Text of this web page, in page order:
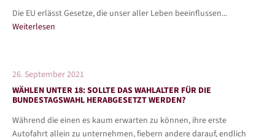
Die EU erlässt Gesetze, die unser aller Leben beeinflussen...
Weiterlesen
26. September 2021
WÄHLEN UNTER 18: SOLLTE DAS WAHLALTER FÜR DIE
BUNDESTAGSWAHL HERABGESETZT WERDEN?
Während die einen es kaum erwarten zu können, ihre erste
Autofahrt allein zu unternehmen, fiebern andere darauf, endlich